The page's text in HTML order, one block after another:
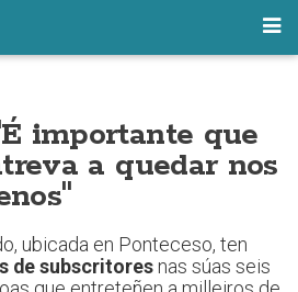
importante que
a quedar nos
ubicada en Ponteceso, ten
de subscritores nas súas seis